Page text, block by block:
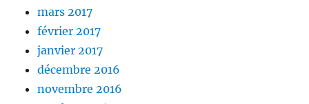
mars 2017
février 2017
janvier 2017
décembre 2016
novembre 2016